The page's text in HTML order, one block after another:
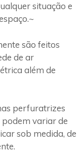
situação e
são feitos
de ar
além de
perfuratrizes
variar de
sob medida, de